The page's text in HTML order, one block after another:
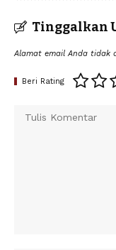
Tinggalkan
Alamat email Anda tidak
Beri Rating